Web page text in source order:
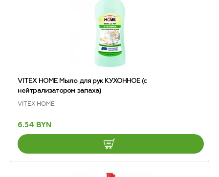
VITEX HOME Мыло для рук КУХОННОЕ (с
нейтрализатором запаха)
VITEX HOME
6.54 BYN